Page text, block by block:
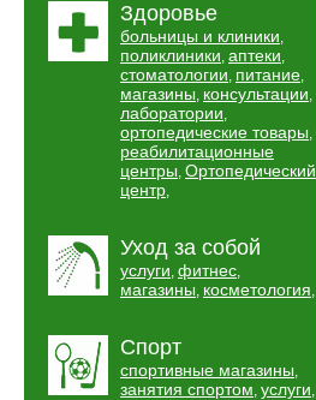
Здоровье
больницы и клиники,
поликлиники, аптеки,
стоматологии, питание,
магазины, консультации,
лаборатории,
ортопедические товары,
реабилитационные
центры, Ортопедический
центр,
Уход за собой
услуги, фитнес,
магазины, косметология,
Спорт
спортивные магазины,
занятия спортом, услуги,